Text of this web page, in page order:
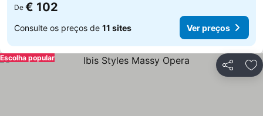
De € 102
Consulte os preços de 11 sites Ver preços
Partilhar
Escolha popular